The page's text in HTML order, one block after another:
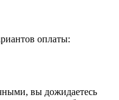
оплаты:
вы дожидаетесь